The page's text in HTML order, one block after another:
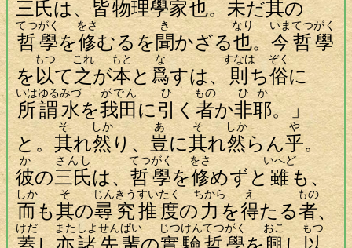
三氏は、皆物理學家也。未だ其の
哲學
てつがく
を修
をさ
むるを聞
き
かざる也
なり
。今
いま
哲學
てつがく
を以
もつ
て 之
これ
が本
もと
と爲
な
すは、 則
すなは
ち俗
ぞく
に
所謂
いはゆる
水
みづ
を我田
がでん
に引
ひ
く者
もの
か非
ひ
耶
か
。」
と。其
そ
れ然
しか
り、豈
あ
に其
そ
れ然
しか
らん乎
や
。
彼
か
の三氏
さんし
は、哲學
てつがく
を修
をさ
めずと雖
いへど
も、
而
しか
も其
そ
の尋究
じんきう
推度
すいたく
の力
ちから
を得
え
たる者
もの
、
けだ また しよせんぱい じつけんてつがく おこ もつ